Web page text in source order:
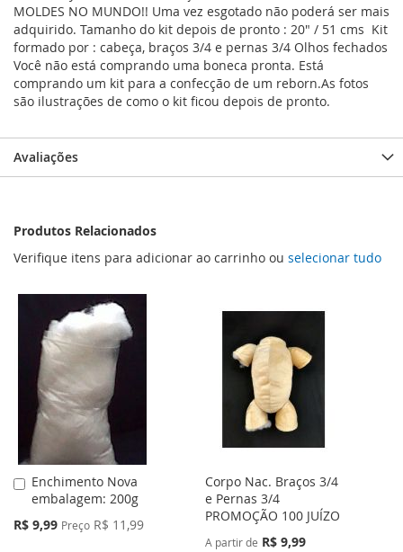
MOLDES NO MUNDO!! Uma vez esgotado não poderá ser mais
adquirido. Tamanho do kit depois de pronto : 20" / 51 cms Kit
formado por : cabeça, braços 3/4 e pernas 3/4 Olhos fechados
Você não está comprando uma boneca pronta. Está
comprando um kit para a confecção de um reborn.As fotos
são ilustrações de como o kit ficou depois de pronto.
Avaliações
Produtos Relacionados
Verifique itens para adicionar ao carrinho ou selecionar tudo
Enchimento Nova
embalagem: 200g
Preço
R$ 9,99 Preço R$ 11,99
Adicionar
ao
Carrinho
Corpo Nac. Braços 3/4
e Pernas 3/4
PROMOÇÃO 100 JUÍZO
A partir de R$ 9,99